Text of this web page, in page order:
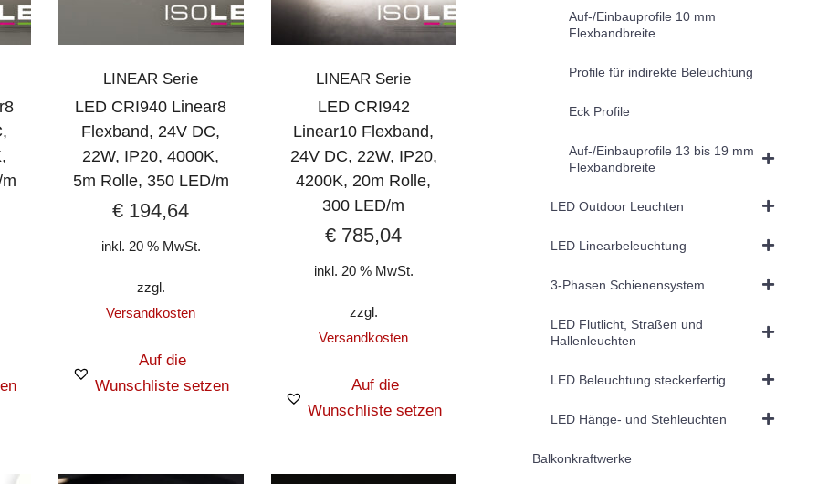
LINEAR Serie
LED CRI940 Linear8
Flexband, 24V DC,
22W, IP20, 4000K,
5m Rolle, 350 LED/m
€ 194,64
inkl. 20 % MwSt.
zzgl.
Versandkosten
Auf die
Wunschliste setzen
LINEAR Serie
LED CRI942
Linear10 Flexband,
24V DC, 22W, IP20,
4200K, 20m Rolle,
300 LED/m
€ 785,04
inkl. 20 % MwSt.
zzgl.
Versandkosten
Auf die
Wunschliste setzen
Auf-/Einbauprofile 10 mm
Flexbandbreite
Profile für indirekte Beleuchtung
Eck Profile
Auf-/Einbauprofile 13 bis 19 mm
Flexbandbreite
LED Outdoor Leuchten
LED Linearbeleuchtung
3-Phasen Schienensystem
LED Flutlicht, Straßen und
Hallenleuchten
LED Beleuchtung steckerfertig
LED Hänge- und Stehleuchten
Balkonkraftwerke